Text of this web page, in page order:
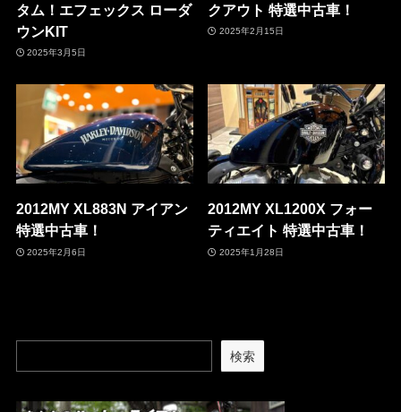
タム！エフェックス ローダ
ウンKIT
2025年3月5日
クアウト 特選中古車！
2025年2月15日
2012MY XL883N アイアン
特選中古車！
2025年2月6日
2012MY XL1200X フォー
ティエイト 特選中古車！
2025年1月28日
検索